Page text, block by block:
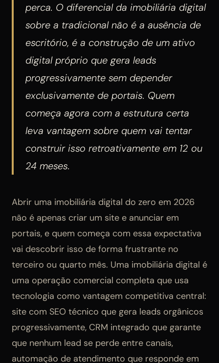
perca. O diferencial da imobiliária digital
sobre a tradicional não é a ausência de
escritório, é a construção de um ativo
digital próprio que gera leads
progressivamente sem depender
exclusivamente de portais. Quem
começa agora com a estrutura certa
leva vantagem sobre quem vai tentar
construir isso retroativamente em 12 ou
24 meses.
Abrir uma imobiliária digital do zero em 2026
não é apenas criar um site e anunciar em
portais, e quem começa com essa expectativa
vai descobrir isso de forma frustrante no
terceiro ou quarto mês. Uma imobiliária digital é
uma operação comercial completa que usa
tecnologia como vantagem competitiva central:
site com SEO técnico que gera leads orgânicos
progressivamente, CRM integrado que garante
que nenhum lead se perde entre canais,
automação de atendimento que responde em